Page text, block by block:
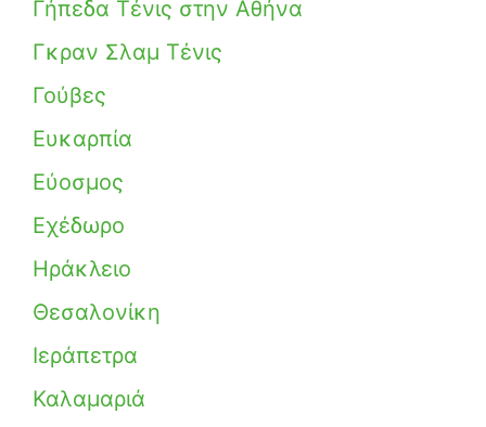
Γήπεδα Τένις στην Αθήνα
Γκραν Σλαμ Τένις
Γούβες
Ευκαρπία
Εύοσμος
Εχέδωρο
Ηράκλειο
Θεσαλονίκη
Ιεράπετρα
Καλαμαριά